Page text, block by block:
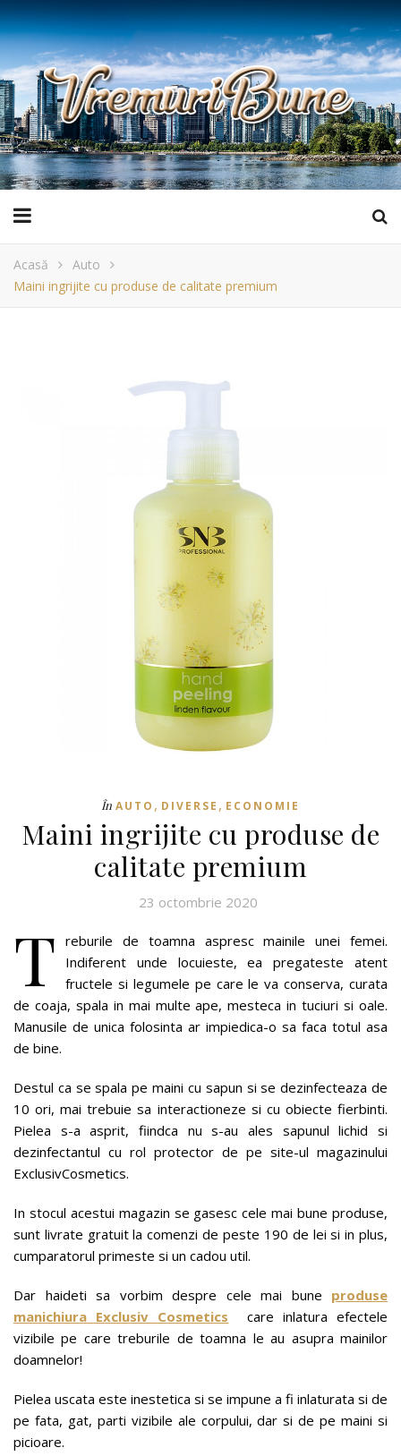
Acasă
Auto
Maini ingrijite cu produse de calitate premium
În AUTO , DIVERSE , ECONOMIE
Maini ingrijite cu produse de
calitate premium
23 octombrie 2020
T reburile de toamna aspresc mainile unei femei.
Indiferent unde locuieste, ea pregateste atent
fructele si legumele pe care le va conserva, curata
de coaja, spala in mai multe ape, mesteca in tuciuri si oale.
Manusile de unica folosinta ar impiedica-o sa faca totul asa
de bine.
Destul ca se spala pe maini cu sapun si se dezinfecteaza de
10 ori, mai trebuie sa interactioneze si cu obiecte fierbinti.
Pielea s-a asprit, fiindca nu s-au ales sapunul lichid si
dezinfectantul cu rol protector de pe site-ul magazinului
ExclusivCosmetics.
In stocul acestui magazin se gasesc cele mai bune produse,
sunt livrate gratuit la comenzi de peste 190 de lei si in plus,
cumparatorul primeste si un cadou util.
Dar haideti sa vorbim despre cele mai bune produse
manichiura Exclusiv Cosmetics
care inlatura efectele
vizibile pe care treburile de toamna le au asupra mainilor
doamnelor!
Pielea uscata este inestetica si se impune a fi inlaturata si de
pe fata, gat, parti vizibile ale corpului, dar si de pe maini si
picioare.